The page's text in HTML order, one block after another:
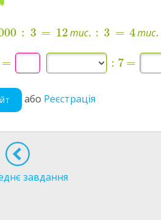
: 3 = 12тис. : 3 = 4тис.
= : 7 =
або Реєстрація
завдання